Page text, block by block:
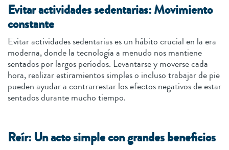
Evitar actividades sedentarias: Movimiento
constante
Evitar actividades sedentarias es un hábito crucial en la era
moderna, donde la tecnología a menudo nos mantiene
sentados por largos períodos. Levantarse y moverse cada
hora, realizar estiramientos simples o incluso trabajar de pie
pueden ayudar a contrarrestar los efectos negativos de estar
sentados durante mucho tiempo.
Reír: Un acto simple con grandes beneficios